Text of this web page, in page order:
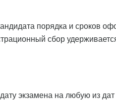
порядка и сроков
сбор
экзамена на любую из